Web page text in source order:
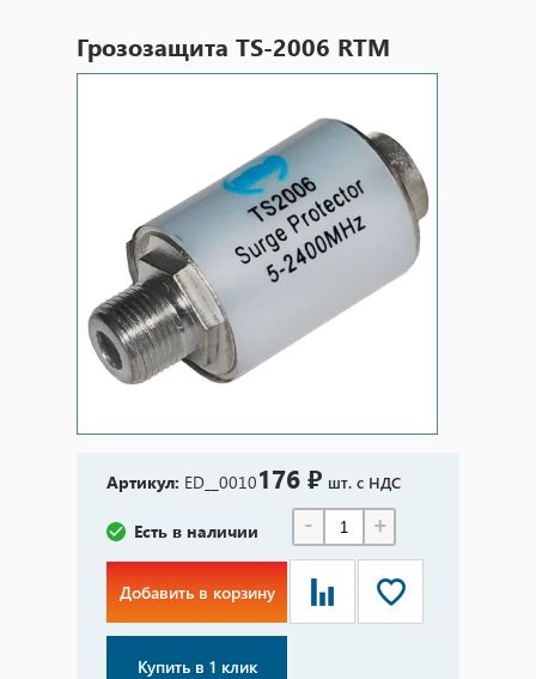
Грозозащита TS-2006 RTM
Артикул: ED__0010176 ₽ шт. с НДС
Есть в наличии - +
Добавить в корзину
Купить в 1 клик